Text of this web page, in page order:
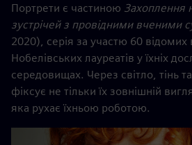
Портрети є частиною
зустрічей з провідними вченими
2020), серія за участю 60 відомих
Нобелівських лауреатів у їхніх
середовищах. Через світло, тінь
фіксує не тільки їх зовнішній
яка рухає їхньою роботою.